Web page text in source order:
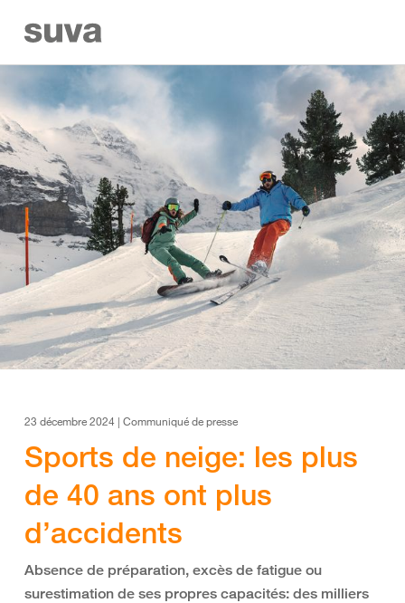
23 décembre 2024 | Communiqué de presse
Sports de neige: les plus
de 40 ans ont plus
d’accidents
Absence de préparation, excès de fatigue ou
surestimation de ses propres capacités: des milliers